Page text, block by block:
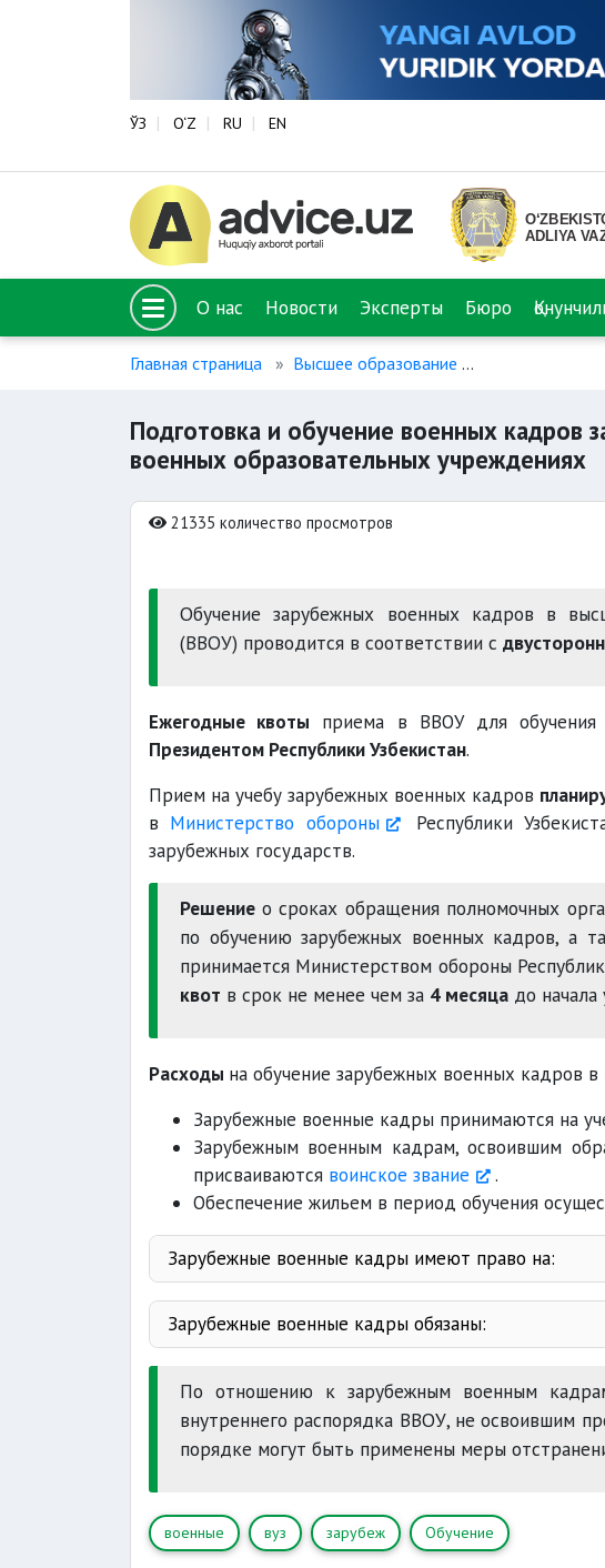
ЎЗ O‘Z RU EN
О нас Новости Эксперты Бюро
Главная страница Высшее образование
Подготовка и обучение военных кадров
военных образовательных учреждениях
21335 количество просмотров
Обучение зарубежных военных кадров в
(ВВОУ) проводится в соответствии с
Ежегодные квоты приема в ВВОУ для обучения
Президентом Республики Узбекистан.
Прием на учебу зарубежных военных кадров
в Министерство обороны
Республики
зарубежных государств.
Решение о сроках обращения полномочных
по обучению зарубежных военных кадров, а
принимается Министерством обороны
квот в срок не менее чем за 4 месяца до начала
Расходы на обучение зарубежных военных кадров
Зарубежные военные кадры принимаются на
Зарубежным военным кадрам, освоившим
присваиваются воинское звание
.
Обеспечение жильем в период обучения
Зарубежные военные кадры имеют право на:
Зарубежные военные кадры обязаны:
воинскую дисциплину
правила
поручения
По отношению к зарубежным военным
внутреннего распорядка ВВОУ, не освоившим
порядке могут быть применены меры
военные вуз зарубеж Обучение